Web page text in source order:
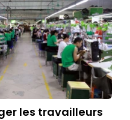
les travailleurs